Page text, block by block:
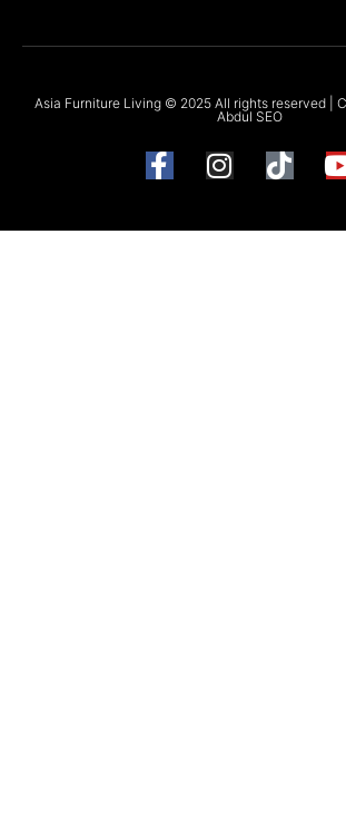
Asia Furniture Living © 2025 All rights reserved |
Abdul SEO